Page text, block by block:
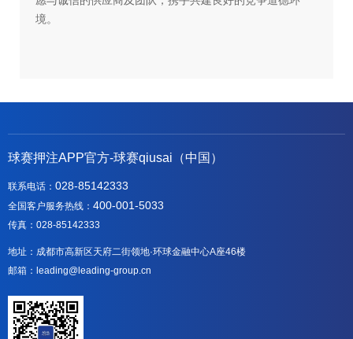
境。
球赛押注APP官方-球赛qiusai（中国）
联系电话： 028-85142333
全国客户服务热线： 400-001-5033
传真：028-85142333
地址：成都市高新区天府二街领地·环球金融中心A座46楼
邮箱：leading@leading-group.cn